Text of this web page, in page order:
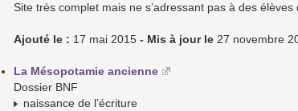
Site très complet mais ne s’adressant pas à des élèves
Ajouté le : 17 mai 2015 - Mis à jour le 27 novembre
La Mésopotamie ancienne
Dossier BNF
naissance de l’écriture